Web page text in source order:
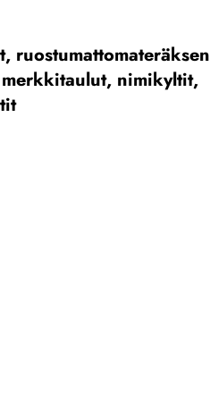
ruostumattomateräksen
nimikyltit,